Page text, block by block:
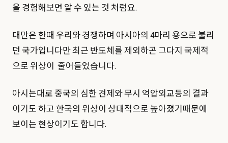
을 경험해보면 알 수 있는 것 처럼요.
대만은 한때 우리와 경쟁하며 아시아의 4마리 용으로 불리
던 국가입니다만 최근 반도체를 제외하곤 그다지 국제적
으로 위상이 줄어들었습니다.
아시는대로 중국의 심한 견제와 무시 억압외교등의 결과
이기도 하고 한국의 위상이 상대적으로 높아졌기때문에
보이는 현상이기도 합니다.